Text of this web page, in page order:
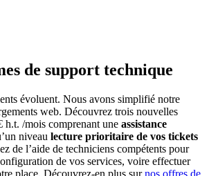
de support technique
évoluent. Nous avons simplifié notre
web. Découvrez trois nouvelles
h.t. /mois comprenant une assistance
niveau lecture prioritaire de vos tickets
de l’aide de techniciens compétents pour
de vos services, voire effectuer
place. Découvrez-en plus surnos offres de